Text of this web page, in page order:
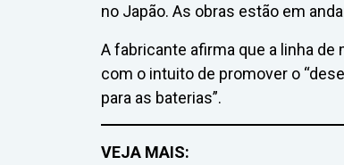
no Japão. As obras estão em
A fabricante afirma que a linha
com o intuito de promover o
para as baterias”.
VEJA MAIS: